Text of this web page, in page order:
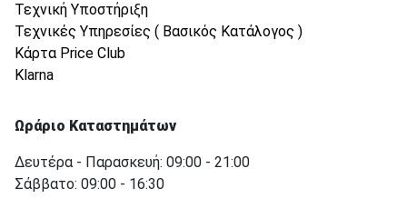
Τεχνική Υποστήριξη
Τεχνικές Υπηρεσίες ( Βασικός Κατάλογος )
Κάρτα Price Club
Klarna
Ωράριο Καταστημάτων
Δευτέρα - Παρασκευή: 09:00 - 21:00
Σάββατο: 09:00 - 16:30